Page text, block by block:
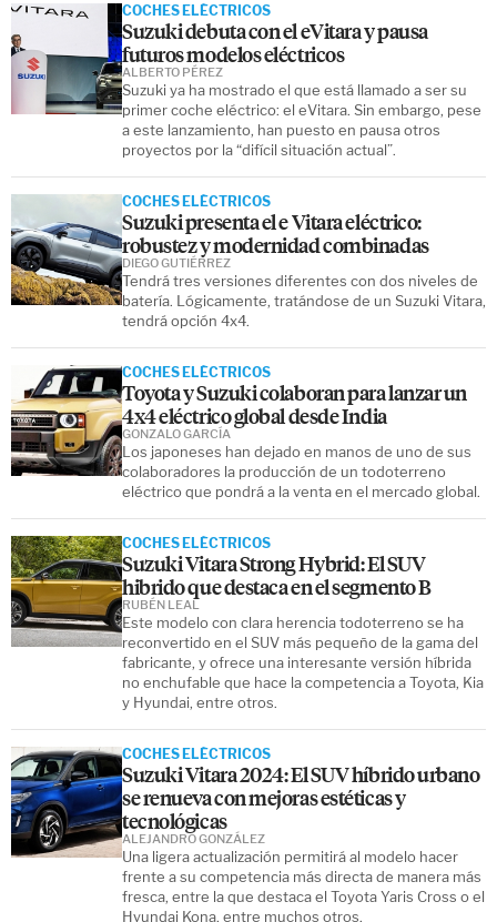
COCHES ELÉCTRICOS
Suzuki debuta con el eVitara y pausa
futuros modelos eléctricos
Suzuki ya ha mostrado el que está llamado a ser su
primer coche eléctrico: el eVitara. Sin embargo, pese
a este lanzamiento, han puesto en pausa otros
proyectos por la “difícil situación actual”.
ALBERTO PÉREZ
COCHES ELÉCTRICOS
Suzuki presenta el e Vitara eléctrico:
robustez y modernidad combinadas
Tendrá tres versiones diferentes con dos niveles de
batería. Lógicamente, tratándose de un Suzuki Vitara,
tendrá opción 4x4.
DIEGO GUTIÉRREZ
COCHES ELÉCTRICOS
Toyota y Suzuki colaboran para lanzar un
4x4 eléctrico global desde India
Los japoneses han dejado en manos de uno de sus
colaboradores la producción de un todoterreno
eléctrico que pondrá a la venta en el mercado global.
GONZALO GARCÍA
COCHES ELÉCTRICOS
Suzuki Vitara Strong Hybrid: El SUV
hibrido que destaca en el segmento B
Este modelo con clara herencia todoterreno se ha
reconvertido en el SUV más pequeño de la gama del
fabricante, y ofrece una interesante versión híbrida
no enchufable que hace la competencia a Toyota, Kia
y Hyundai, entre otros.
RUBÉN LEAL
COCHES ELÉCTRICOS
Suzuki Vitara 2024: El SUV híbrido urbano
se renueva con mejoras estéticas y
tecnológicas
Una ligera actualización permitirá al modelo hacer
frente a su competencia más directa de manera más
fresca, entre la que destaca el Toyota Yaris Cross o el
Hyundai Kona, entre muchos otros.
ALEJANDRO GONZÁLEZ